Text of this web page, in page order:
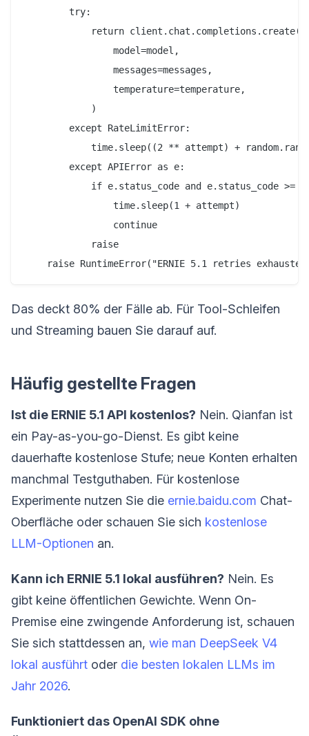
        try:
            return client.chat.completions.create(
                model=model,
                messages=messages,
                temperature=temperature,
            )
        except RateLimitError:
time.sleep((2 ** attempt) +
        except APIError as e:
if e.status_code and e.status_code >=
                time.sleep(1 + attempt)
                continue
            raise
Das deckt 80% der Fälle ab. Für Tool-Schleifen
und Streaming bauen Sie darauf auf.
Häufig gestellte Fragen
Ist die ERNIE 5.1 API kostenlos? Nein. Qianfan ist
ein Pay-as-you-go-Dienst. Es gibt keine
dauerhafte kostenlose Stufe; neue Konten erhalten
manchmal Testguthaben. Für kostenlose
Experimente nutzen Sie die ernie.baidu.com Chat-
Oberfläche oder schauen Sie sich kostenlose
LLM-Optionen an.
Kann ich ERNIE 5.1 lokal ausführen? Nein. Es
gibt keine öffentlichen Gewichte. Wenn On-
Premise eine zwingende Anforderung ist, schauen
Sie sich stattdessen an, wie man DeepSeek V4
lokal ausführt oder die besten lokalen LLMs im
Jahr 2026.
Funktioniert das OpenAI SDK ohne